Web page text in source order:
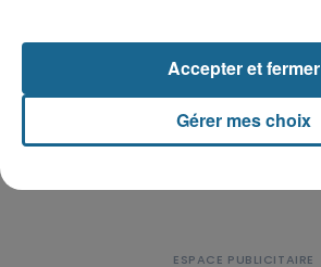
Gérer mes choix
Accepter et fermer